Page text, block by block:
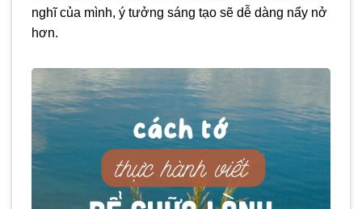
nghĩ của mình, ý tưởng sáng tạo sẽ dễ dàng nẩy nở
hơn.